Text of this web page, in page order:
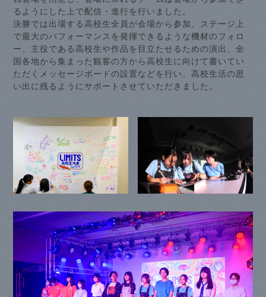
るようにした上で配信・進行を行いました。
決勝では出場する高校生全員が会場から参加。ステージ上
で最大のパフォーマンスを発揮できるような機材のフォロ
ー、主役である高校生や作品を目立たせるための演出、全
国各地から集まった観客の方から高校生に向けて書いてい
ただくメッセージボードの設置などを行い、高校生活の思
い出に残るようにサポートさせていただきました。